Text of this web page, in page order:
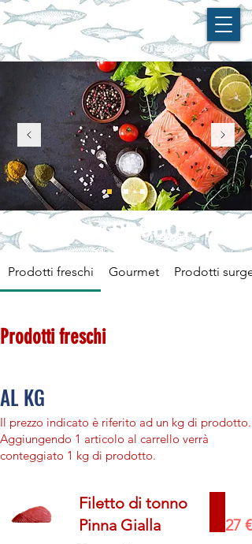
I nostri PRODOTTI
Prodotti freschi Gourmet Prodotti
Prodotti freschi
AL KG
Il prezzo indicato è riferito ad un kg di prodotto.
Aggiungendo 1 articolo al carrello verrà
conteggiato 1 kg di prodotto.
Filetto di tonno
Pinna Gialla
27 €